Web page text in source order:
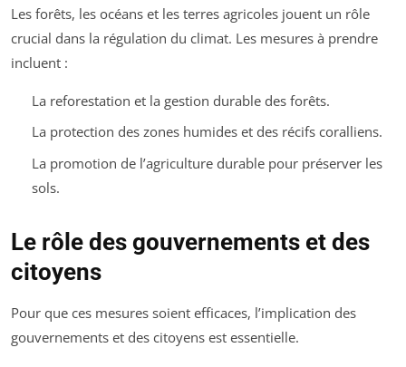
Les forêts, les océans et les terres agricoles jouent un rôle
crucial dans la régulation du climat. Les mesures à prendre
incluent :
La reforestation et la gestion durable des forêts.
La protection des zones humides et des récifs coralliens.
La promotion de l’agriculture durable pour préserver les
sols.
Le rôle des gouvernements et des
citoyens
Pour que ces mesures soient efficaces, l’implication des
gouvernements et des citoyens est essentielle.